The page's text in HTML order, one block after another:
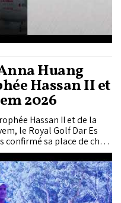
Huang
Hassan II et
2026
Hassan II et de la
le Royal Golf Dar Es
confirmé sa place de choix
d’Inside Sports,
de compétition intense,